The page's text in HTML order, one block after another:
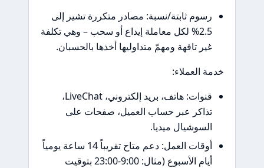
ثابتة/نسبة: مصادر متكررة تشير إلى
2.5% لكل معاملة إيداع أو سحب – وهي تكلفة
تافهة ومهمّ متداوليها أخذها بالحسبان.
قنوات: هاتف، بريد إلكتروني، LiveChat،
عبر حساب العميل، صفحات على
ميديا.
أوقات العمل: دعم متاح تقريباً 14 ساعة يومياً
أيام الأسبوع (مثال: 9:00-23:00 بتوقيت